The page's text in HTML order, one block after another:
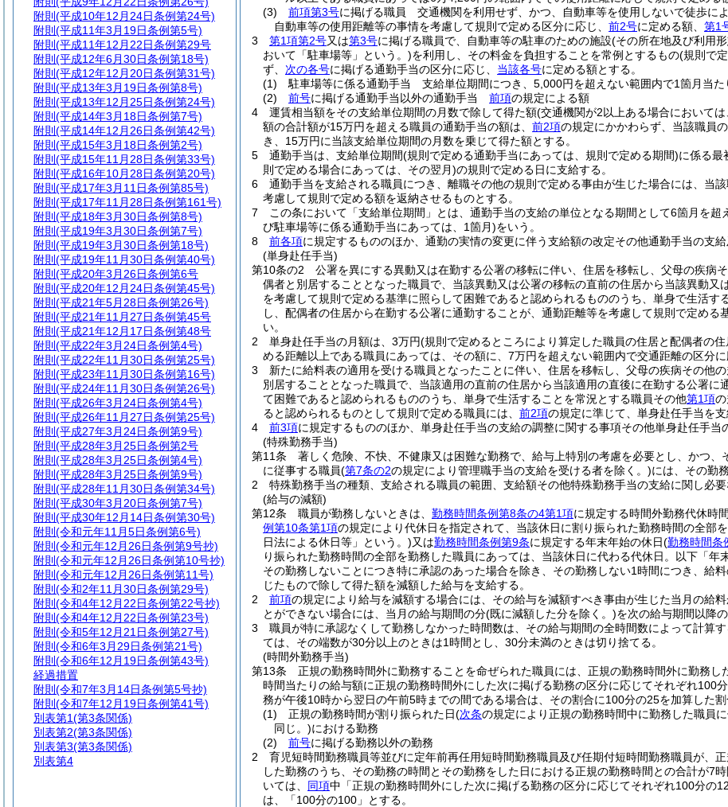
(3)
前項第3号に掲げる職員 交通機関を利用せず、かつ、自動車等を使用しないで徒歩に
自動車等の使用距離等の事情を考慮して規則で定める区分に応じ、 前2号に定める額、 第1
3
第1項第2号又は第3号に掲げる職員で、自動車等の駐車のための施設(その所在地及び利用
おいて「駐車場等」という。)を利用し、その料金を負担することを常例とするもの(規則で
ず、 次の各号に掲げる通勤手当の区分に応じ、 当該各号に定める額とする。
(1)
駐車場等に係る通勤手当 支給単位期間につき、5,000円を超えない範囲内で1箇月当
(2)
前号に掲げる通勤手当以外の通勤手当 前項の規定による額
4
運賃相当額をその支給単位期間の月数で除して得た額(交通機関が2以上ある場合において
額の合計額が15万円を超える職員の通勤手当の額は、 前2項の規定にかかわらず、当該職員
き、15万円に当該支給単位期間の月数を乗じて得た額とする。
5
通勤手当は、支給単位期間(規則で定める通勤手当にあっては、規則で定める期間)に係る最
則で定める場合にあっては、その翌月)の規則で定める日に支給する。
6
通勤手当を支給される職員につき、離職その他の規則で定める事由が生じた場合には、当
考慮して規則で定める額を返納させるものとする。
7
この条において「支給単位期間」とは、通勤手当の支給の単位となる期間として6箇月を
び駐車場等に係る通勤手当にあっては、1箇月)をいう。
8
前各項に規定するもののほか、通勤の実情の変更に伴う支給額の改定その他通勤手当の支
(単身赴任手当)
第10条の2
公署を異にする異動又は在勤する公署の移転に伴い、住居を移転し、父母の疾病
偶者と別居することとなった職員で、当該異動又は公署の移転の直前の住居から当該異動
を考慮して規則で定める基準に照らして困難であると認められるもののうち、単身で生活す
し、配偶者の住居から在勤する公署に通勤することが、通勤距離等を考慮して規則で定め
い。
2
単身赴任手当の月額は、3万円(規則で定めるところにより算定した職員の住居と配偶者の
める距離以上である職員にあっては、その額に、7万円を超えない範囲内で交通距離の区分
3
新たに給料表の適用を受ける職員となったことに伴い、住居を移転し、父母の疾病その他
別居することとなった職員で、当該適用の直前の住居から当該適用の直後に在勤する公署
て困難であると認められるもののうち、単身で生活することを常況とする職員その他第1項
ると認められるものとして規則で定める職員には、 前2項の規定に準じて、単身赴任手当を支
4
前3項に規定するもののほか、単身赴任手当の支給の調整に関する事項その他単身赴任手当
(特殊勤務手当)
第11条
著しく危険、不快、不健康又は困難な勤務で、給与上特別の考慮を必要とし、かつ
に従事する職員(第7条の2の規定により管理職手当の支給を受ける者を除く。)には、その勤
2
特殊勤務手当の種類、支給される職員の範囲、支給額その他特殊勤務手当の支給に関し必要
(給与の減額)
第12条
職員が勤務しないときは、 勤務時間条例第8条の4第1項に規定する時間外勤務代休時間
例第10条第1項の規定により代休日を指定されて、当該休日に割り振られた勤務時間の全部
日法による休日等」という。)又は勤務時間条例第9条に規定する年末年始の休日(勤務時間条
り振られた勤務時間の全部を勤務した職員にあっては、当該休日に代わる代休日。以下「年
その勤務しないことにつき特に承認のあった場合を除き、その勤務しない1時間につき、給
じたもので除して得た額を減額した給与を支給する。
2
前項の規定により給与を減額する場合には、その給与を減額すべき事由が生じた当月の給料
とができない場合には、当月の給与期間の分(既に減額した分を除く。)を次の給与期間以降
3
職員が特に承認なくして勤務しなかった時間数は、その給与期間の全時間数によって計算
ては、その端数が30分以上のときは1時間とし、30分未満のときは切り捨てる。
(時間外勤務手当)
第13条
正規の勤務時間外に勤務することを命ぜられた職員には、正規の勤務時間外に勤務し
時間当たりの給与額に正規の勤務時間外にした次に掲げる勤務の区分に応じてそれぞれ100
務が午後10時から翌日の午前5時までの間である場合は、その割合に100分の25を加算した割
(1)
正規の勤務時間が割り振られた日(次条の規定により正規の勤務時間中に勤務した職員
同じ。)における勤務
(2)
前号に掲げる勤務以外の勤務
2
育児短時間勤務職員等並びに定年前再任用短時間勤務職員及び任期付短時間勤務職員が、
した勤務のうち、その勤務の時間とその勤務をした日における正規の勤務時間との合計が7
いては、 同項中「正規の勤務時間外にした次に掲げる勤務の区分に応じてそれぞれ100分の
は、「100分の100」とする。
附則 (平成10年12月24日条例第24号)
附則 (平成11年3月19日条例第5号)
附則 (平成11年12月22日条例第29号
附則 (平成12年6月30日条例第18号)
附則 (平成12年12月20日条例第31号)
附則 (平成13年3月19日条例第8号)
附則 (平成13年12月25日条例第24号)
附則 (平成14年3月18日条例第7号)
附則 (平成14年12月26日条例第42号)
附則 (平成15年3月18日条例第2号)
附則 (平成15年11月28日条例第33号)
附則 (平成16年10月28日条例第20号)
附則 (平成17年3月11日条例第85号)
附則 (平成17年11月28日条例第161号)
附則 (平成18年3月30日条例第8号)
附則 (平成19年3月30日条例第7号)
附則 (平成19年3月30日条例第18号)
附則 (平成19年11月30日条例第40号)
附則 (平成20年3月26日条例第6号
附則 (平成20年12月24日条例第45号)
附則 (平成21年5月28日条例第26号)
附則 (平成21年11月27日条例第45号
附則 (平成21年12月17日条例第48号
附則 (平成22年3月24日条例第4号)
附則 (平成22年11月30日条例第25号)
附則 (平成23年11月30日条例第16号)
附則 (平成24年11月30日条例第26号)
附則 (平成26年3月24日条例第4号)
附則 (平成26年11月27日条例第25号)
附則 (平成27年3月24日条例第9号)
附則 (平成28年3月25日条例第2号
附則 (平成28年3月25日条例第4号)
附則 (平成28年3月25日条例第9号)
附則 (平成28年11月30日条例第34号)
附則 (平成30年3月20日条例第7号)
附則 (平成30年12月14日条例第30号)
附則 (令和元年11月5日条例第6号)
附則 (令和元年12月26日条例第9号抄)
附則 (令和元年12月26日条例第10号抄)
附則 (令和元年12月26日条例第11号)
附則 (令和2年11月30日条例第29号)
附則 (令和4年12月22日条例第22号抄)
附則 (令和4年12月22日条例第23号)
附則 (令和5年12月21日条例第27号)
附則 (令和6年3月29日条例第21号)
附則 (令和6年12月19日条例第43号)
経過措置
附則 (令和7年3月14日条例第5号抄)
附則 (令和7年12月19日条例第41号)
別表第1(第3条関係)
別表第2(第3条関係)
別表第3(第3条関係)
別表第4